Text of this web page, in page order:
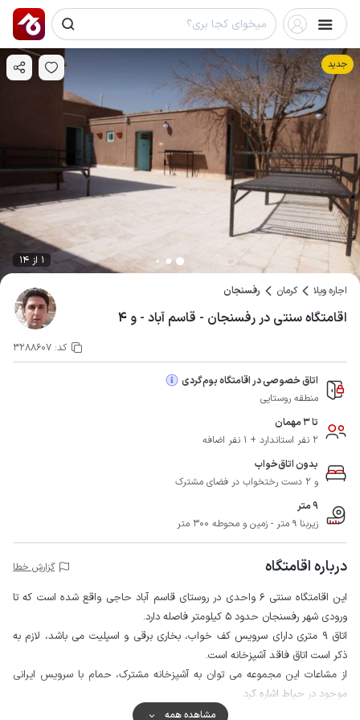
جدید
1 از 14
اجاره ویلا کرمان رفسنجان
اقامتگاه سنتی در رفسنجان - قاسم آباد - و ۴
کد: 3288607
اتاق خصوصی در اقامتگاه بوم‌گردی
منطقه روستایی
تا 3 مهمان
2 نفر استاندارد + 1 نفر اضافه
بدون اتاق‌خواب
و 2 دست رختخواب در فضای مشترک
9 متر
زیربنا 9 متر - زمین و محوطه 300 متر
درباره اقامتگاه گزارش خطا
این اقامتگاه سنتی 6 واحدی در روستای قاسم آباد حاجی واقع شده است که تا
ورودی شهر رفسنجان حدود 5 کیلومتر فاصله دارد.
اتاق 9 متری دارای سرویس کف خواب، بخاری برقی و اسپلیت می باشد، لازم به
ذکر است اتاق فاقد آشپزخانه است.
از مشاعات این مجموعه می توان به آشپزخانه مشترک، حمام با سرویس ایرانی
موجود در حیاط اشاره کرد.
گفتنی است در این مجموعه سرو غذا در سه وعده صبحانه، ناهار و شام با پرداخت
مشاهده همه